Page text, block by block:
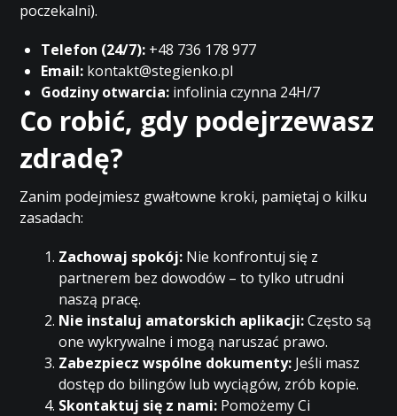
poczekalni).
Telefon (24/7): +48 736 178 977
Email: kontakt@stegienko.pl
Godziny otwarcia: infolinia czynna 24H/7
Co robić, gdy podejrzewasz
zdradę?
Zanim podejmiesz gwałtowne kroki, pamiętaj o kilku
zasadach:
Zachowaj spokój: Nie konfrontuj się z
partnerem bez dowodów – to tylko utrudni
naszą pracę.
Nie instaluj amatorskich aplikacji:Często są
one wykrywalne i mogą naruszać prawo.
Zabezpiecz wspólne dokumenty: Jeśli masz
dostęp do bilingów lub wyciągów, zrób kopie.
Skontaktuj się z nami: Pomożemy Ci